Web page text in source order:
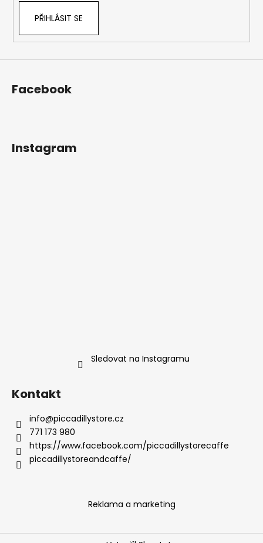
PŘIHLÁSIT SE
Facebook
Instagram
Sledovat na Instagramu
Kontakt
info@piccadillystore.cz
771 173 980
https://www.facebook.com/piccadillystorecaffe
piccadillystoreandcaffe/
Reklama a marketing